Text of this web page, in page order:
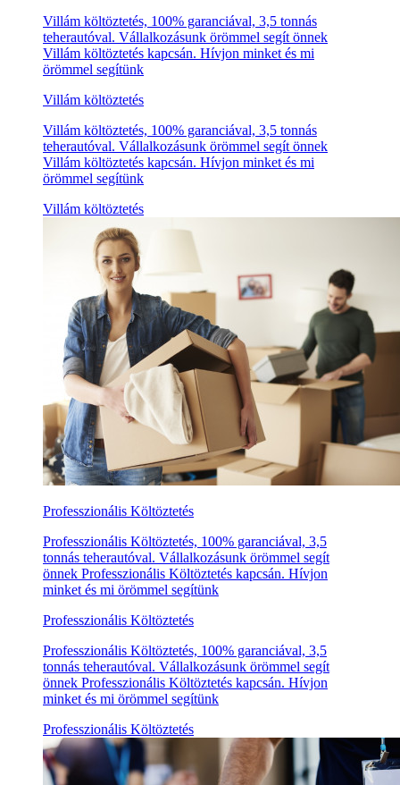
Villám költöztetés, 100% garanciával, 3,5 tonnás
teherautóval. Vállalkozásunk örömmel segít önnek
Villám költöztetés kapcsán. Hívjon minket és mi
örömmel segítünk
Villám költöztetés
Villám költöztetés, 100% garanciával, 3,5 tonnás
teherautóval. Vállalkozásunk örömmel segít önnek
Villám költöztetés kapcsán. Hívjon minket és mi
örömmel segítünk
Villám költöztetés
Professzionális Költöztetés
Professzionális Költöztetés, 100% garanciával, 3,5
tonnás teherautóval. Vállalkozásunk örömmel segít
önnek Professzionális Költöztetés kapcsán. Hívjon
minket és mi örömmel segítünk
Professzionális Költöztetés
Professzionális Költöztetés, 100% garanciával, 3,5
tonnás teherautóval. Vállalkozásunk örömmel segít
önnek Professzionális Költöztetés kapcsán. Hívjon
minket és mi örömmel segítünk
Professzionális Költöztetés